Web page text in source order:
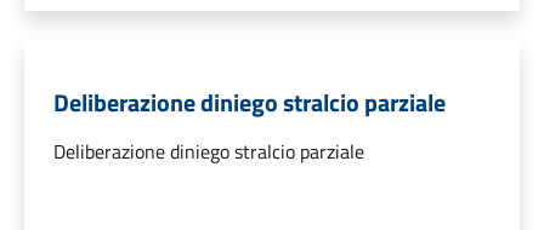
Deliberazione diniego stralcio parziale
Deliberazione diniego stralcio parziale